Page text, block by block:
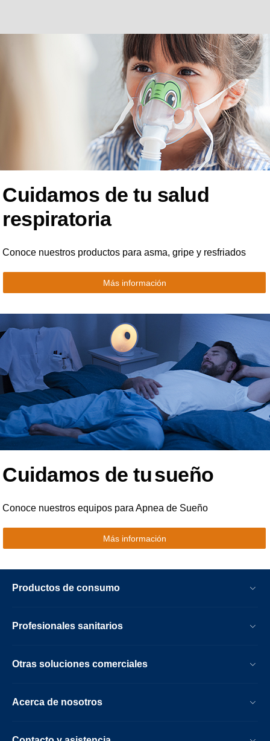
Cuidamos de tu salud
respiratoria
Conoce nuestros productos para asma, gripe y resfriados
Más información
Cuidamos de tusueño
Conoce nuestros equipos para Apnea de Sueño
Más información
Productos de consumo
Profesionales sanitarios
Otras soluciones comerciales
Acerca de nosotros